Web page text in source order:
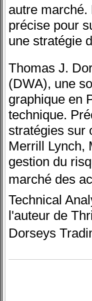
autre
précise pour
une stratégie
Thomas J.
(DWA), une
graphique en
technique.
stratégies sur
Merrill Lynch,
gestion du
marché des
Technical
l'auteur de
Dorseys